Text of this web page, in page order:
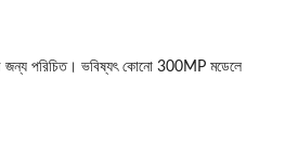
জন্য পরিচিত। ভবিষ্যৎ কোনো 300MP মডেলে